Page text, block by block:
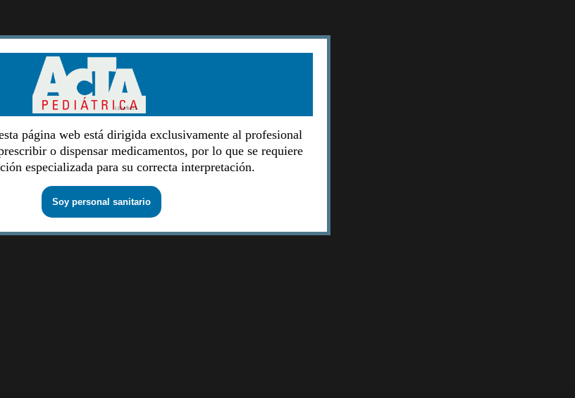
página web está dirigida exclusivamente al profesional
o dispensar medicamentos, por lo que se requiere
especializada para su correcta interpretación.
Soy personal sanitario